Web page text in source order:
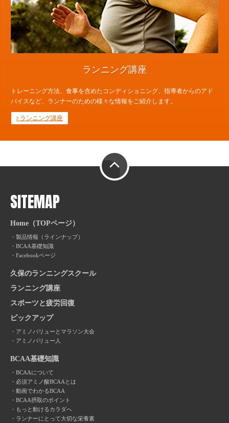
ランニング講座
トレーニング方法、食事を含めたコンディショニング、指導者からのアド
バイスなど、ランナーのための様々な情報をご紹介します。
ランニング講座
SITEMAP
Home（TOPページ）
製品情報（ラインナップ）
BCAA基礎知識
Facebookページ
久保のランニングスクール
ランニング講座
スポーツと疲労回復
ピックアップ
アミノバリューとマラソン大会
アミノバリュー人
BCAA基礎知識
BCAAについて
必須アミノ酸BCAAとは
動画でわかるBCAA
BCAA摂取のポイント
もっと動けるカラダへ
ランナーにとって大切な栄養素